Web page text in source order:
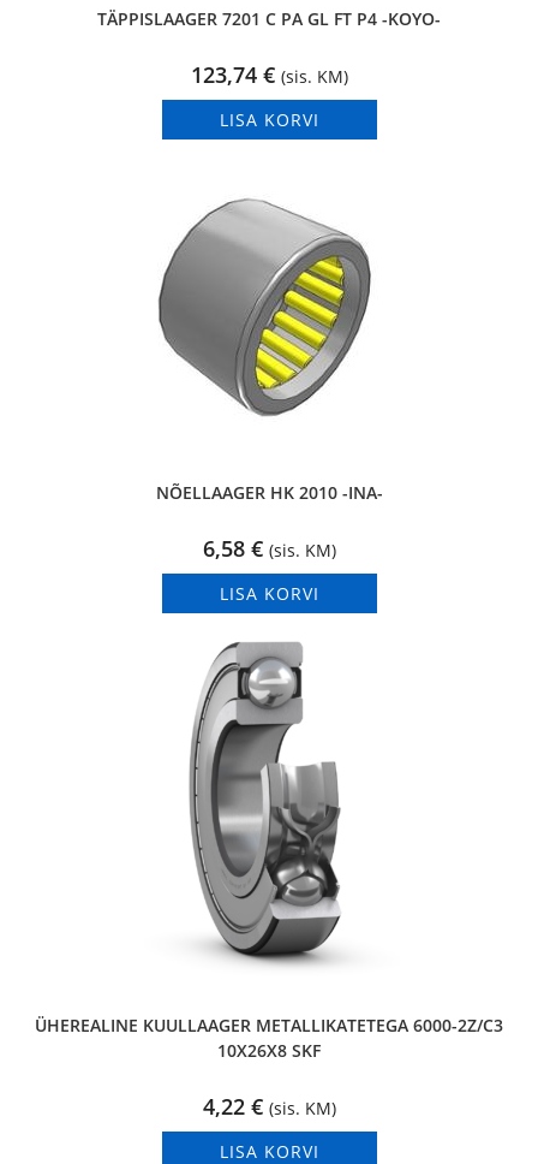
TÄPPISLAAGER 7201 C PA GL FT P4 -KOYO-
123,74 € (sis. KM)
LISA KORVI
NÕELLAAGER HK 2010 -INA-
6,58 € (sis. KM)
LISA KORVI
ÜHEREALINE KUULLAAGER METALLIKATETEGA 6000-2Z/C3
10X26X8 SKF
4,22 € (sis. KM)
LISA KORVI